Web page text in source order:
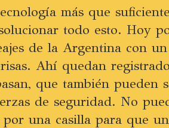
más que
todo esto. Hoy
de la Argentina con
Ahí quedan
que también pueden
de seguridad. No
por una casilla para que